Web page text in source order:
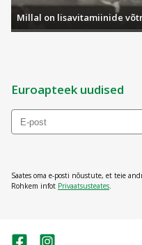
Millal on lisavitamiinide
Euroapteek uudised
Saates oma e-posti nõustute, et teie
Rohkem infot Privaatsusteates.